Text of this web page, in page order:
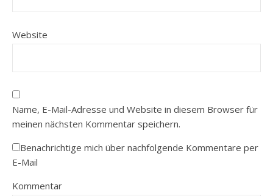
Website
Name, E-Mail-Adresse und Website in diesem Browser für
meinen nächsten Kommentar speichern.
Benachrichtige mich über nachfolgende Kommentare per
E-Mail
Kommentar